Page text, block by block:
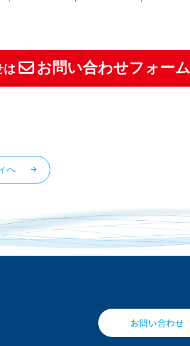
は お問い合わせフォーム
へ
お問い合わせ